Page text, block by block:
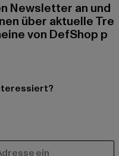
Newsletter an und
über aktuelle Tre
von DefShop p